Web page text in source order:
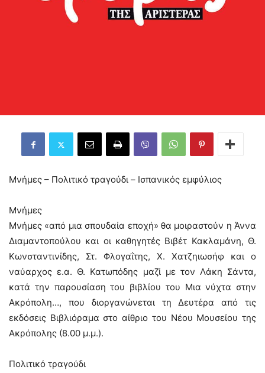
Μνήμες – Πολιτικό τραγούδι – Ισπανικός εμφύλιος
Μνήμες
Μνήμες «από μια σπουδαία εποχή» θα μοιραστούν η Άννα
Διαμαντοπούλου και οι καθηγητές Βιβέτ Κακλαμάνη, Θ.
Κωνσταντινίδης, Στ. Φλογαΐτης, Χ. Χατζηιωσήφ και ο
ναύαρχος ε.α. Θ. Κατωπόδης μαζί με τον Λάκη Σάντα,
κατά την παρουσίαση του βιβλίου του Μια νύχτα στην
Ακρόπολη…, που διοργανώνεται τη Δευτέρα από τις
εκδόσεις Βιβλιόραμα στο αίθριο του Νέου Μουσείου της
Ακρόπολης (8.00 μ.μ.).
Πολιτικό τραγούδι